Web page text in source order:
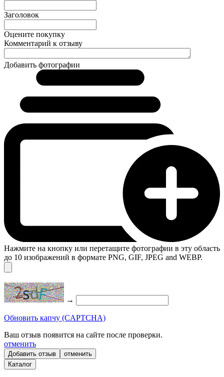
Заголовок
Оцените покупку
Комментарий к отзыву
Добавить фотографии
Нажмите на кнопку или перетащите фотографии в эту область
до 10 изображений в формате PNG, GIF, JPEG and WEBP.
→
Обновить капчу (CAPTCHA)
Ваш отзыв появится на сайте после проверки.
отменить
отменить
Каталог